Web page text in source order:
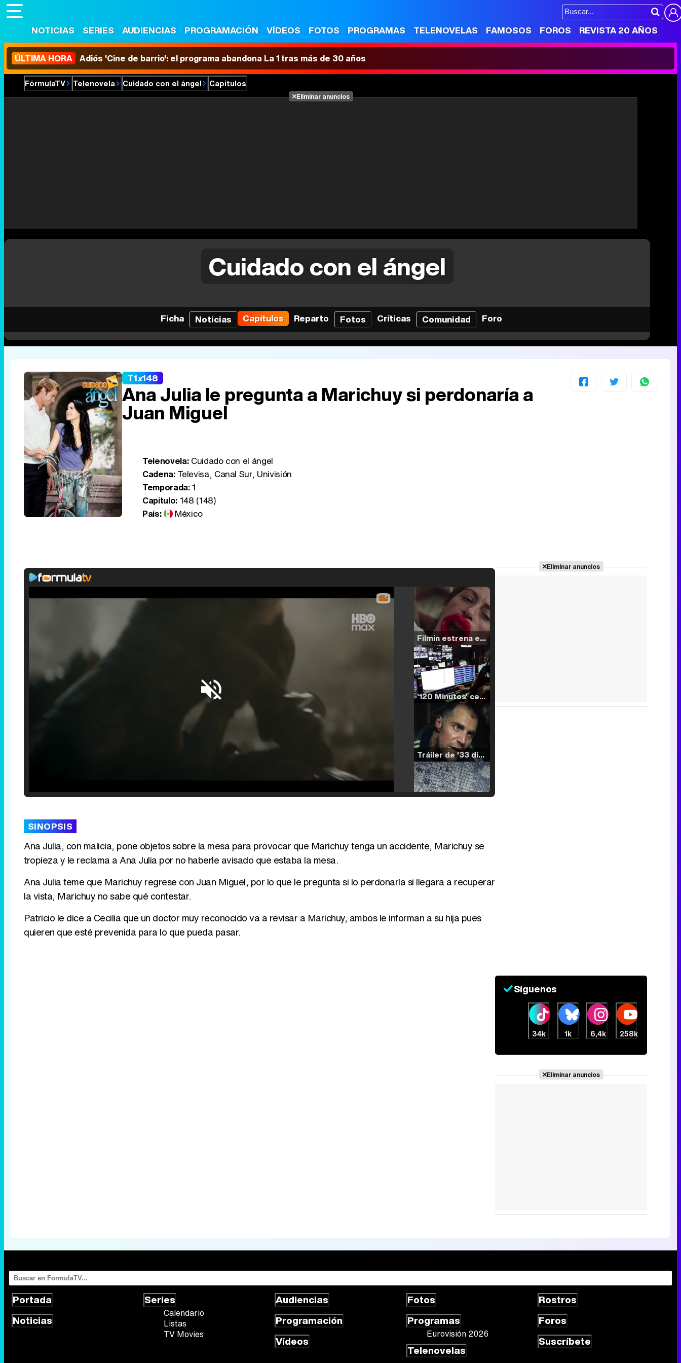
NOTICIAS SERIES AUDIENCIAS PROGRAMACIÓN VÍDEOS FOTOS PROGRAMAS TELENOVELAS FAMOSOS FOROS REVISTA 20 AÑOS
ÚLTIMA HORA Adiós 'Cine de barrio': el programa abandona La 1 tras más de 30 años
FórmulaTV Telenovela Cuidado con el ángel Capítulos
Eliminar anuncios
Cuidado con el ángel
Ficha Noticias Capítulos Reparto Fotos Críticas Comunidad Foro
T1x148
Ana Julia le pregunta a Marichuy si perdonaría a
Juan Miguel
Telenovela:Cuidado con el ángel
Cadena:Televisa, Canal Sur, Univisión
Temporada:1
Capítulo:148 (148)
País:
México
Filmin estrena el tráiler de 'Millennial Mal', su nueva comedia universitaria de la mano de Lorena Iglesias
'120 Minutos' celebra sus 2.000 programas en Telemadrid con un vídeo del día a día en la redacción
Tráiler de '33 días', la nueva serie de Atresplayer con Julián Villagrán y José Manuel Poga
SINOPSIS
Ana Julia, con malicia, pone objetos sobre la mesa para provocar que Marichuy tenga un accidente, Marichuy se
tropieza y le reclama a Ana Julia por no haberle avisado que estaba la mesa.
Ana Julia teme que Marichuy regrese con Juan Miguel, por lo que le pregunta si lo perdonaría si llegara a recuperar
la vista, Marichuy no sabe qué contestar.
Patricio le dice a Cecilia que un doctor muy reconocido va a revisar a Marichuy, ambos le informan a su hija pues
quieren que esté prevenida para lo que pueda pasar.
Eliminar anuncios
Síguenos
34k 1k 6,4k 258k
Eliminar anuncios
Portada
Noticias
Series
Calendario
Listas
TV Movies
Audiencias
Programación
Vídeos
Fotos
Programas
Eurovisión 2026
Telenovelas
Rostros
Foros
Suscríbete